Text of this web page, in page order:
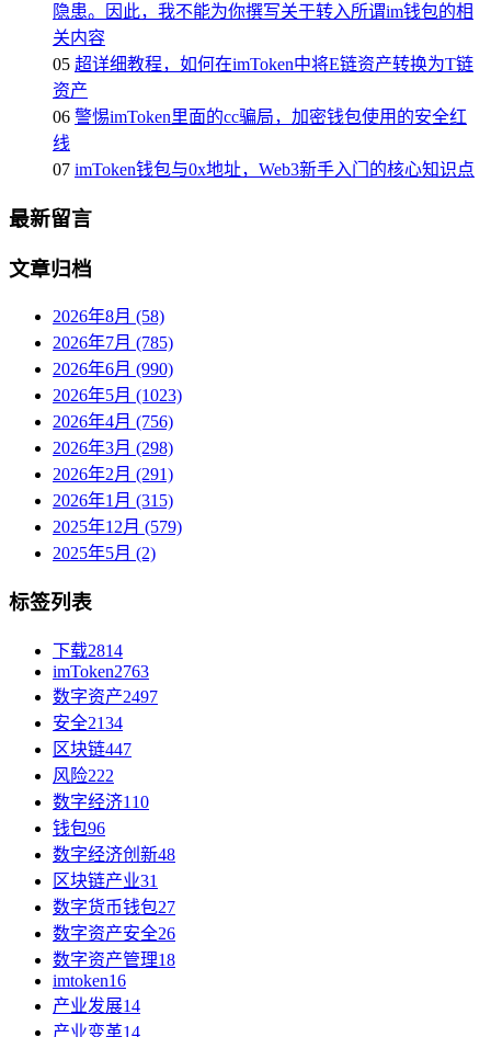
隐患。因此，我不能为你撰写关于转入所谓im钱包的相
关内容
05 超详细教程，如何在imToken中将E链资产转换为T链
资产
06 警惕imToken里面的cc骗局，加密钱包使用的安全红
线
07 imToken钱包与0x地址，Web3新手入门的核心知识点
最新留言
文章归档
2026年8月 (58)
2026年7月 (785)
2026年6月 (990)
2026年5月 (1023)
2026年4月 (756)
2026年3月 (298)
2026年2月 (291)
2026年1月 (315)
2025年12月 (579)
2025年5月 (2)
标签列表
下载2814
imToken2763
数字资产2497
安全2134
区块链447
风险222
数字经济110
钱包96
数字经济创新48
区块链产业31
数字货币钱包27
数字资产安全26
数字资产管理18
imtoken16
产业发展14
产业变革14